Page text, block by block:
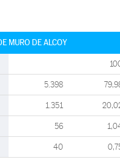
MURO DE ALCOY
5.398
1.351
56
40